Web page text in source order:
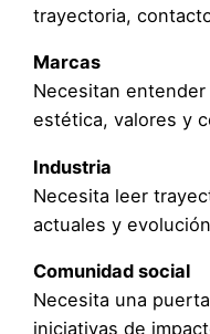
trayectoria,
Marcas
Necesitan
estética, valores y
Industria
Necesita leer
actuales y
Comunidad social
Necesita una
iniciativas de